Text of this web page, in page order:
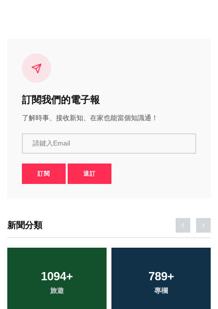
訂閱我們的電子報
了解時事、接收新知、在家也能當個知識通！
請鍵入Email
訂閱 退訂
新聞分類
1094+
旅遊
789+
專欄